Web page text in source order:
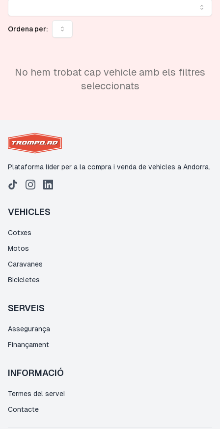
Ordena per:
No hem trobat cap vehicle amb els filtres
seleccionats
Plataforma líder per a la compra i venda de vehicles a Andorra.
VEHICLES
Cotxes
Motos
Caravanes
Bicicletes
SERVEIS
Assegurança
Finançament
INFORMACIÓ
Termes del servei
Contacte